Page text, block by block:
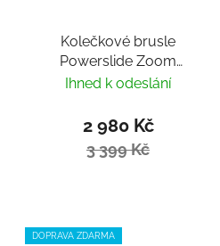
Kolečkové brusle
Powerslide Zoom
Black 80
Ihned k odeslání
2 980 Kč
3 399 Kč
DOPRAVA ZDARMA